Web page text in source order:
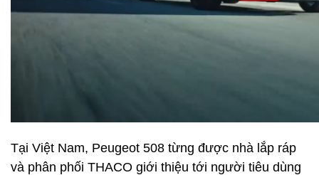
Tại Việt Nam, Peugeot 508 từng được nhà lắp ráp
và phân phối THACO giới thiệu tới người tiêu dùng